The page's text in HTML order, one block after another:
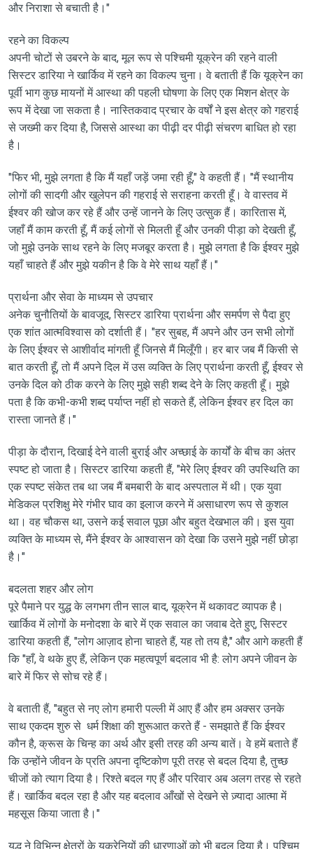
और निराशा से बचाती है।"
रहने का विकल्प
अपनी चोटों से उबरने के बाद, मूल रूप से पश्चिमी यूक्रेन की रहने वाली
सिस्टर डारिया ने खार्किव में रहने का विकल्प चुना। वे बताती हैं कि यूक्रेन का
पूर्वी भाग कुछ मायनों में आस्था की पहली घोषणा के लिए एक मिशन क्षेत्र के
रूप में देखा जा सकता है। नास्तिकवाद प्रचार के वर्षों ने इस क्षेत्र को गहराई
से जख्मी कर दिया है, जिससे आस्था का पीढ़ी दर पीढ़ी संचरण बाधित हो रहा
है।
"फिर भी, मुझे लगता है कि मैं यहाँ जड़ें जमा रही हूँ," वे कहती हैं। "मैं स्थानीय
लोगों की सादगी और खुलेपन की गहराई से सराहना करती हूँ। वे वास्तव में
ईश्वर की खोज कर रहे हैं और उन्हें जानने के लिए उत्सुक हैं। कारितास में,
जहाँ मैं काम करती हूँ, मैं कई लोगों से मिलती हूँ और उनकी पीड़ा को देखती हूँ,
जो मुझे उनके साथ रहने के लिए मजबूर करता है। मुझे लगता है कि ईश्वर मुझे
यहाँ चाहते हैं और मुझे यकीन है कि वे मेरे साथ यहाँ हैं।"
प्रार्थना और सेवा के माध्यम से उपचार
अनेक चुनौतियों के बावजूद, सिस्टर डारिया प्रार्थना और समर्पण से पैदा हुए
एक शांत आत्मविश्वास को दर्शाती हैं। "हर सुबह, मैं अपने और उन सभी लोगों
के लिए ईश्वर से आशीर्वाद मांगती हूँ जिनसे मैं मिलूँगी। हर बार जब मैं किसी से
बात करती हूँ, तो मैं अपने दिल में उस व्यक्ति के लिए प्रार्थना करती हूँ, ईश्वर से
उनके दिल को ठीक करने के लिए मुझे सही शब्द देने के लिए कहती हूँ। मुझे
पता है कि कभी-कभी शब्द पर्याप्त नहीं हो सकते हैं, लेकिन ईश्वर हर दिल का
रास्ता जानते हैं।"
पीड़ा के दौरान, दिखाई देने वाली बुराई और अच्छाई के कार्यों के बीच का अंतर
स्पष्ट हो जाता है। सिस्टर डारिया कहती हैं, "मेरे लिए ईश्वर की उपस्थिति का
एक स्पष्ट संकेत तब था जब मैं बमबारी के बाद अस्पताल में थी। एक युवा
मेडिकल प्रशिक्षु मेरे गंभीर घाव का इलाज करने में असाधारण रूप से कुशल
था। वह चौकस था, उसने कई सवाल पूछा और बहुत देखभाल की। ​​इस युवा
व्यक्ति के माध्यम से, मैंने ईश्वर के आश्वासन को देखा कि उसने मुझे नहीं छोड़ा
है।"
बदलता शहर और लोग
पूरे पैमाने पर युद्ध के लगभग तीन साल बाद, यूक्रेन में थकावट व्यापक है।
खार्किव में लोगों के मनोदशा के बारे में एक सवाल का जवाब देते हुए, सिस्टर
डारिया कहती हैं, "लोग आज़ाद होना चाहते हैं, यह तो तय है," और आगे कहती हैं
कि "हाँ, वे थके हुए हैं, लेकिन एक महत्वपूर्ण बदलाव भी है: लोग अपने जीवन के
बारे में फिर से सोच रहे हैं।
वे बताती हैं, "बहुत से नए लोग हमारी पल्ली में आए हैं और हम अक्सर उनके
साथ एकदम शुरु से धर्म शिक्षा की शुरूआत करते हैं - समझाते हैं कि ईश्वर
कौन है, क्रूस के चिन्ह का अर्थ और इसी तरह की अन्य बातें। वे हमें बताते हैं
कि उन्होंने जीवन के प्रति अपना दृष्टिकोण पूरी तरह से बदल दिया है, तुच्छ
चीजों को त्याग दिया है। रिश्ते बदल गए हैं और परिवार अब अलग तरह से रहते
हैं। खार्किव बदल रहा है और यह बदलाव आँखों से देखने से ज़्यादा आत्मा में
महसूस किया जाता है।"
युद्ध ने विभिन्न क्षेत्रों के यूक्रेनियों की धारणाओं को भी बदल दिया है। पश्चिम